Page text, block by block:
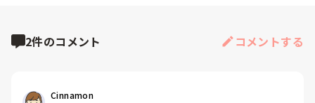
2件のコメント コメントする
Cinnamon